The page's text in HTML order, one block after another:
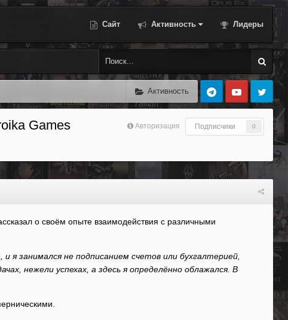
Сайт Активность Лидеры
Активность
Авторизация Подписчики 0
Games
о своём опыте взаимодействия с различными
занимался не подписанием счетов или бухгалтерией,
нежели успехах, а здесь я определённо облажался. В